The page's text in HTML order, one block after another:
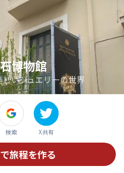
博物館
いジュエリーの世界
検索 X共有
旅程を作る